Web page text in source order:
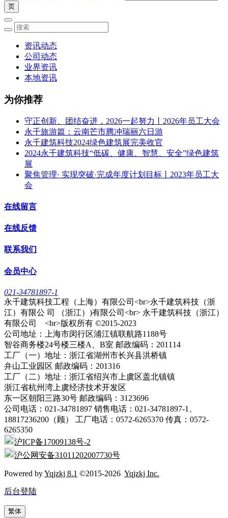
资讯动态
公司动态
业界资讯
本地资讯
为你推荐
守正创新、团结奋进，2026一起努力丨2026年员工大会
永千旅游篇：云南芒市腾冲瑞丽六日游
永千建筑科技2024绿色建筑展完美收官
2024永千建筑科技“低碳、健康、智慧、安全”绿色建筑
展
聚焦管理· 实现突破·完成年度计划目标丨2023年员工大
会
在线留言
在线反馈
联系我们
会员中心
021-34781897-1
永千建筑科技工程（上海）有限公司<br>永千建筑科技（浙
江）有限公 司 （浙江）)有限公司<br> 永千建筑科技（浙江）
有限公司 <br>版权所有 ©2015-2023
公司地址：上海市闵行区浦江镇联航路1188号
智谷商务楼24号楼三楼A、B室 邮政编码：201114
工厂（一）地址：浙江省湖州市长兴县洪桥镇
弁山工业园区 邮政编码：201316
工厂（二）地址：浙江省绍兴市上虞区盖北镇镇
浙江省杭州湾上虞经济技术开发区
东一区朝阳三路30号 邮政编码：3123696
公司电话：021-34781897 销售电话：021-34781897-1、
18817236200（顾） 工厂电话：0572-6265370 传真：0572-
6265350
沪ICP备17009138号-2
沪公网安备31011202007730号
Powered byYqjzkj 8.1 ©2015-2026 Yqjzkj Inc.
后台登陆
繁体